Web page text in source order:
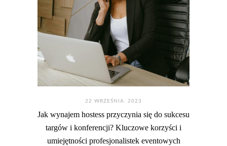
22 WRZEŚNIA. 2023
Jak wynajem hostess przyczynia się do sukcesu
targów i konferencji? Kluczowe korzyści i
umiejętności profesjonalistek eventowych